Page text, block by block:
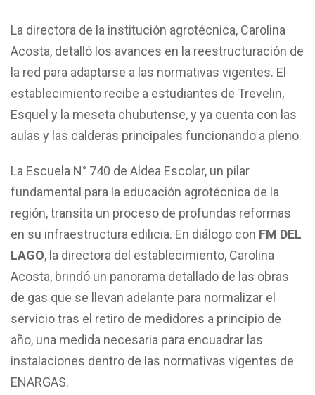
La directora de la institución agrotécnica, Carolina
Acosta, detalló los avances en la reestructuración de
la red para adaptarse a las normativas vigentes. El
establecimiento recibe a estudiantes de Trevelin,
Esquel y la meseta chubutense, y ya cuenta con las
aulas y las calderas principales funcionando a pleno.
La Escuela N° 740 de Aldea Escolar, un pilar
fundamental para la educación agrotécnica de la
región, transita un proceso de profundas reformas
en su infraestructura edilicia. En diálogo con FM DEL
LAGO, la directora del establecimiento, Carolina
Acosta, brindó un panorama detallado de las obras
de gas que se llevan adelante para normalizar el
servicio tras el retiro de medidores a principio de
año, una medida necesaria para encuadrar las
instalaciones dentro de las normativas vigentes de
ENARGAS.